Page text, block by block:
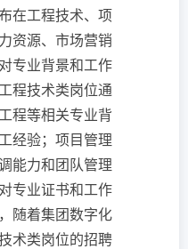
在工程技术、项
资源、市场营销
专业背景和工作
程技术类岗位通
程等相关专业背
经验；项目管理
能力和团队管理
专业证书和工作
随着集团数字化
术类岗位的招聘